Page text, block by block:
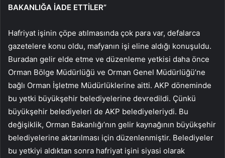
BAKANLIĞA İADE ETTİLER”
Hafriyat işinin çöpe atılmasında çok para var, defalarca
gazetelere konu oldu, mafyanın işi eline aldığı konuşuldu.
Buradan gelir elde etme ve düzenleme yetkisi daha önce
Orman Bölge Müdürlüğü ve Orman Genel Müdürlüğü’ne
bağlı Orman İşletme Müdürlüklerine aitti. AKP döneminde
bu yetki büyükşehir belediyelerine devredildi. Çünkü
büyükşehir belediyeleri de AKP belediyeleriydi. Bu
değişiklik, Orman Bakanlığı’nın gelir kaynağının büyükşehir
belediyelerine aktarılması için düzenlenmiştir. Belediyeler
bu yetkiyi aldıktan sonra hafriyat işini siyasi olarak